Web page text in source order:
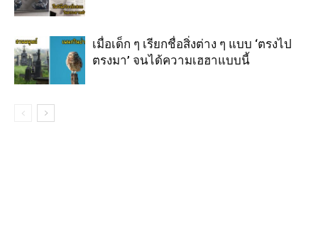
เมื่อเด็ก ๆ เรียกชื่อสิ่งต่าง ๆ แบบ ‘ตรงไป
ตรงมา’ จนได้ความเฮฮาแบบนี้